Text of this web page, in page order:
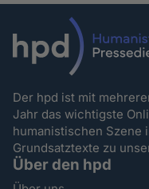
Der hpd ist mit
Jahr das wichtigste
humanistischen Szene
Grundsatztexte zu
Über den hpd